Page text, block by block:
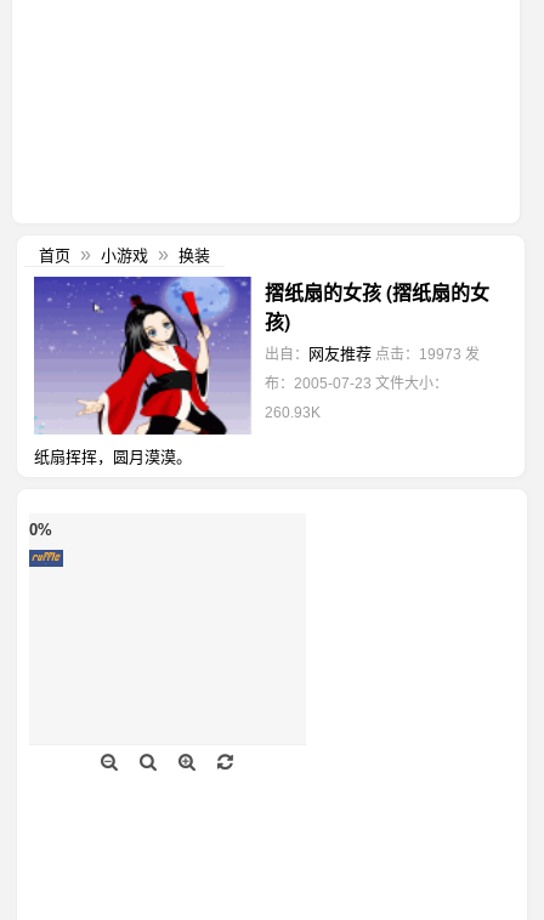
首页 » 小游戏 » 换装
摺纸扇的女孩 (摺纸扇的女
孩)
出自： 网友推荐 点击：19973 发
布：2005-07-23 文件大小：
260.93K
纸扇挥挥，圆月漠漠。
0%